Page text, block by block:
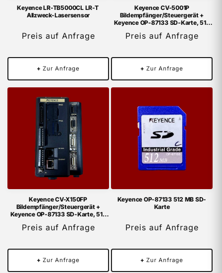
Keyence LR-TB5000CL LR-T
Allzweck-Lasersensor
Preis auf Anfrage
+ Zur Anfrage
Keyence CV-5001P
Bildempfänger/Steuergerät +
Keyence OP-87133 SD-Karte, 512
Preis auf Anfrage
+ Zur Anfrage
Keyence CV-X150FP
Bildempfänger/Steuergerät +
Keyence OP-87133 SD-Karte, 512
Preis auf Anfrage
+ Zur Anfrage
Keyence OP-87133 512 MB SD-
Karte
Preis auf Anfrage
+ Zur Anfrage